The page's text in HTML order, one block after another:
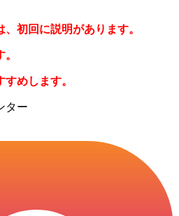
初回に説明があります。
めします。